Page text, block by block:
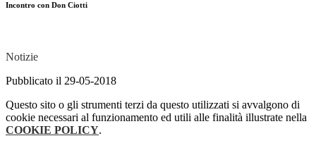
Incontro con Don Ciotti
Notizie
Pubblicato il 29-05-2018
Questo sito o gli strumenti terzi da questo utilizzati si avvalgono di
cookie necessari al funzionamento ed utili alle finalità illustrate nella
COOKIE POLICY.